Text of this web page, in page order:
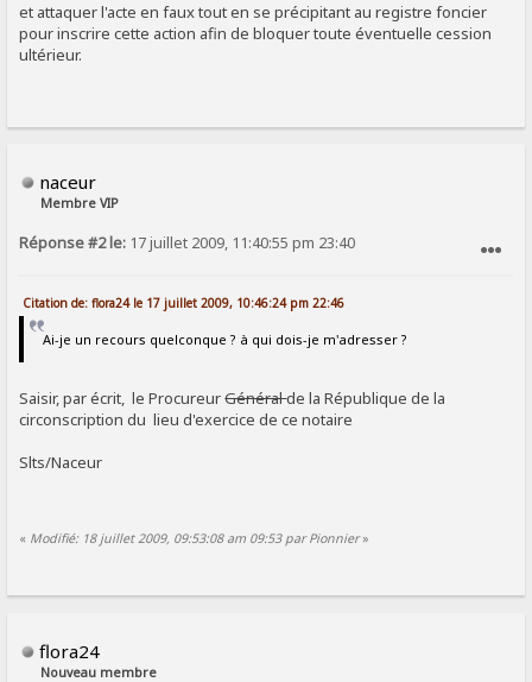
et attaquer l'acte en faux tout en se précipitant au registre foncier
pour inscrire cette action afin de bloquer toute éventuelle cession
ultérieur.
naceur
Membre VIP
Réponse #2 le: 17 juillet 2009, 11:40:55 pm 23:40
Citation de: flora24 le 17 juillet 2009, 10:46:24 pm 22:46
Ai-je un recours quelconque ? à qui dois-je m'adresser ?
Saisir, par écrit, le ProcureurGénéralde la République de la
circonscription du lieu d'exercice de ce notaire
Slts/Naceur
« Modifié: 18 juillet 2009, 09:53:08 am 09:53 par Pionnier»
flora24
Nouveau membre